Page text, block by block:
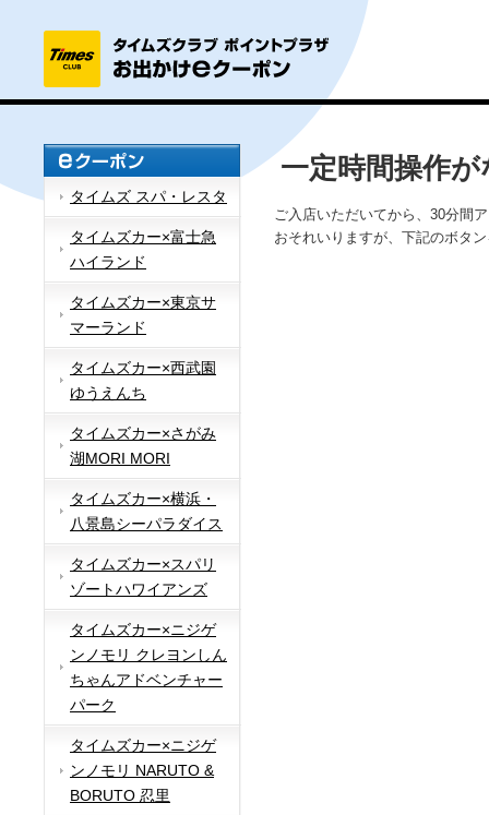
タイムズ スパ・レスタ
タイムズカー×富士急
ハイランド
タイムズカー×東京サ
マーランド
タイムズカー×西武園
ゆうえんち
タイムズカー×さがみ
湖MORI MORI
タイムズカー×横浜・
八景島シーパラダイス
タイムズカー×スパリ
ゾートハワイアンズ
タイムズカー×ニジゲ
ンノモリ クレヨンしん
ちゃんアドベンチャー
パーク
タイムズカー×ニジゲ
ンノモリ NARUTO &
BORUTO 忍里
一定時間操作
ご入店いただいてから、30分間
おそれいりますが、下記のボタ